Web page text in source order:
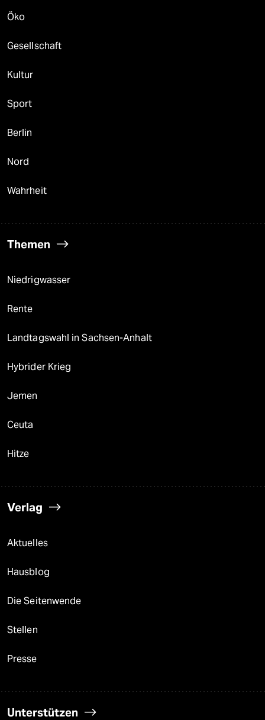
Öko
Gesellschaft
Kultur
Sport
Berlin
Nord
Wahrheit
Themen
Niedrigwasser
Rente
Landtagswahl in Sachsen-Anhalt
Hybrider Krieg
Jemen
Ceuta
Hitze
Verlag
Aktuelles
Hausblog
Die Seitenwende
Stellen
Presse
Unterstützen